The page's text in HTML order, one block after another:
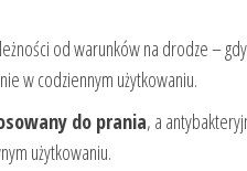
od warunków na drodze –
w codziennym użytkowaniu.
do prania, a
użytkowaniu.